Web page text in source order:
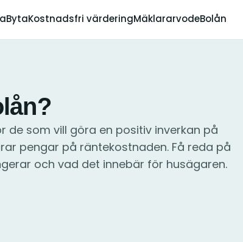
BytaKostnadsfri värderingMäklararvodeBolån
som vill göra en positiv inverkan på
pengar på räntekostnaden. Få reda på
och vad det innebär för husägaren.